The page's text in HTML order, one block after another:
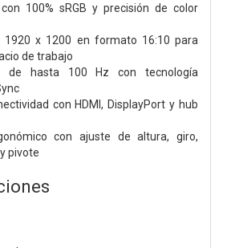
100% sRGB y precisión de color
1920 x 1200 en formato 16:10 para
de trabajo
de hasta 100 Hz con tecnología
con HDMI, DisplayPort y hub
con ajuste de altura, giro,
pivote